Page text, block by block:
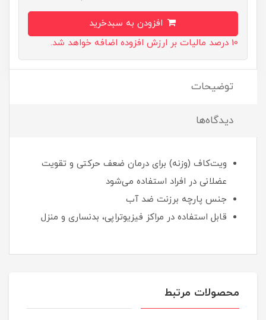
10 درصد مالیات بر ارزش افزوده اضافه خواهد شد.
توضیحات
دیدگاه‌ها
ویت‌کاف (وزنه) برای درمان ضعف حرکتی و تقویت
عضلانی در افراد استفاده می‌شود
جنس پارچه برزنت ضد آب
قابل استفاده در مراکز فیزیوتراپی، بدنساری و منزل
محصولات مرتبط